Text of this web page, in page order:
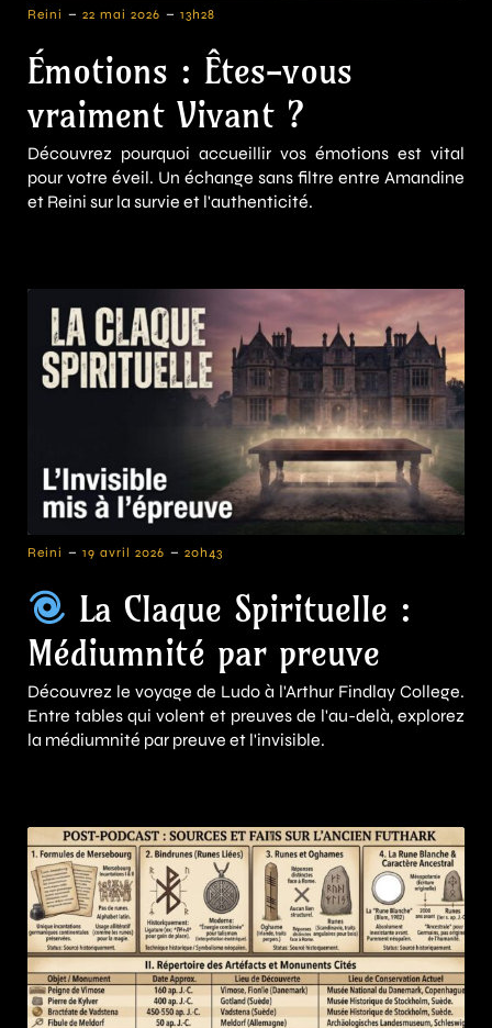
Reini - 22 mai 2026 - 13h28
Émotions : Êtes-vous
vraiment Vivant ?
Découvrez pourquoi accueillir vos émotions est vital
pour votre éveil. Un échange sans filtre entre Amandine
et Reini sur la survie et l'authenticité.
Reini - 19 avril 2026 - 20h43
La Claque Spirituelle :
Médiumnité par preuve
Découvrez le voyage de Ludo à l'Arthur Findlay College.
Entre tables qui volent et preuves de l'au-delà, explorez
la médiumnité par preuve et l'invisible.